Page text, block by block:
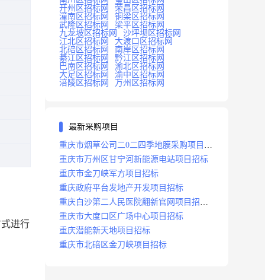
进行
开州区招标网
荣昌区招标网
潼南区招标网
铜梁区招标网
武隆区招标网
梁平区招标网
九龙坡区招标网
沙坪坝区招标网
江北区招标网
大渡口区招标网
北碚区招标网
南岸区招标网
綦江区招标网
黔江区招标网
巴南区招标网
渝北区招标网
大足区招标网
渝中区招标网
涪陵区招标网
万州区招标网
最新采购项目
重庆市烟草公司二0二四季地膜采购项目招
标公告
重庆市万州区甘宁河新能源电站项目招标
重庆市金刀峡军方项目招标
重庆政府平台发地产开发项目招标
重庆白沙第二人民医院翻新官网项目招标
公告
重庆市大度口区广场中心项目招标
重庆潜能新天地项目招标
重庆市北碚区金刀峡项目招标